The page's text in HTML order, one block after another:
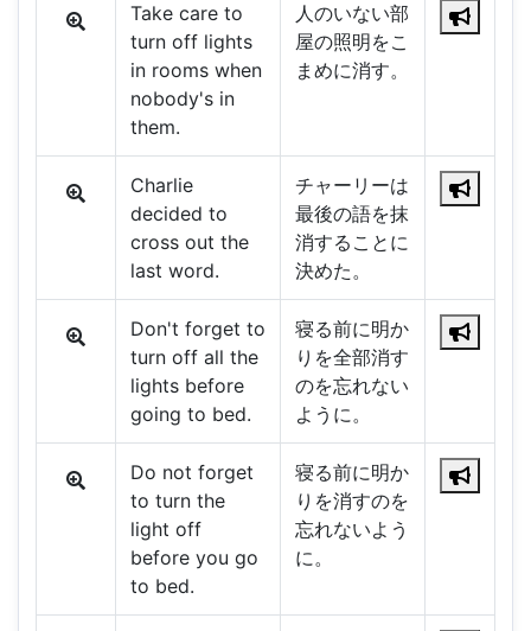
Take care to
turn off lights
in rooms when
nobody's in
them.
人のいない部
屋の照明をこ
まめに消す。
Charlie
decided to
cross out the
last word.
チャーリーは
最後の語を抹
消することに
決めた。
Don't forget to
turn off all the
lights before
going to bed.
寝る前に明か
りを全部消す
のを忘れない
ように。
Do not forget
to turn the
light off
before you go
to bed.
寝る前に明か
りを消すのを
忘れないよう
に。